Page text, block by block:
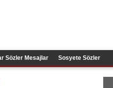
Sözler Mesajlar Sosyete Sözler